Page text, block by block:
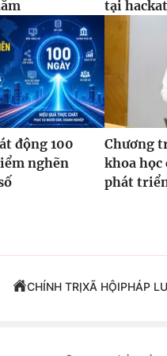
tại
động 100
nghẽn
Chương
khoa học
phát
CHÍNH TRỊXÃ HỘIPHÁP